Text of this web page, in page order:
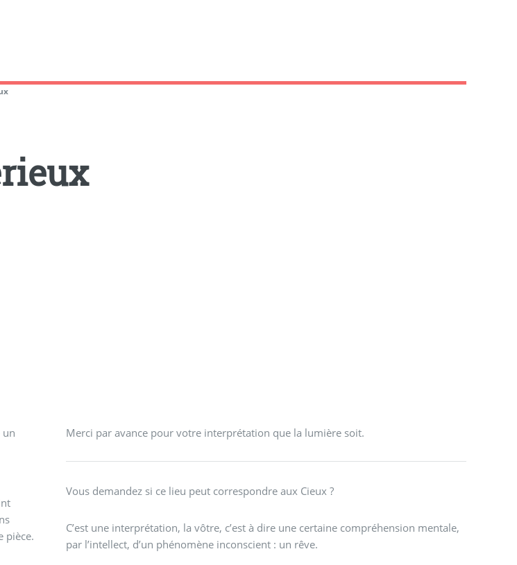
un
pièce.
Merci par avance pour votre interprétation que la lumière soit.
Vous demandez si ce lieu peut correspondre aux Cieux ?
C’est une interprétation, la vôtre, c’est à dire une certaine compréhension mentale,
par l’intellect, d’un phénomène inconscient : un rêve.